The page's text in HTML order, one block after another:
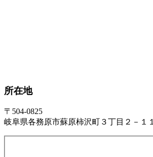
所在地
〒504-0825
岐阜県各務原市蘇原柿沢町３丁目２－１１